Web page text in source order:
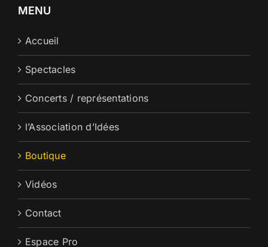
MENU
Accueil
Spectacles
Concerts / représentations
l’Association d’Idées
Boutique
Vidéos
Contact
Espace Pro